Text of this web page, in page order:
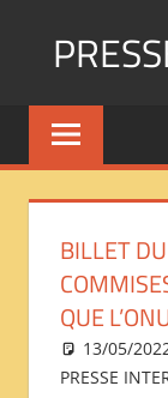
Presse
Internationale
Géopolitique
Immigration
Société
Emploi
Economie
Géostratégie-
BILLET
QUE
13/05/
PRESSE